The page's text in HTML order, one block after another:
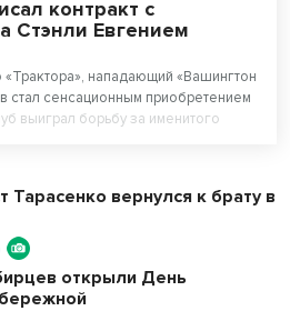
контракт с
Стэнли Евгением
нападающий «Вашингтон
стал сенсационным приобретением
выиграл борьбу за именитого
Тарасенко вернулся к брату в
открыли День